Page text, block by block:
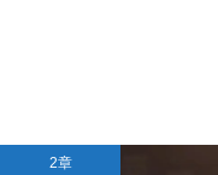
2章